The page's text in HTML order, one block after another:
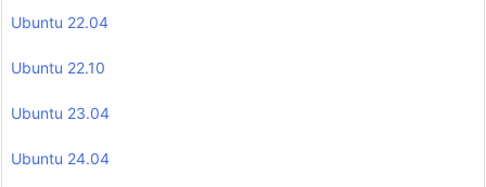
Ubuntu 22.04
Ubuntu 22.10
Ubuntu 23.04
Ubuntu 24.04